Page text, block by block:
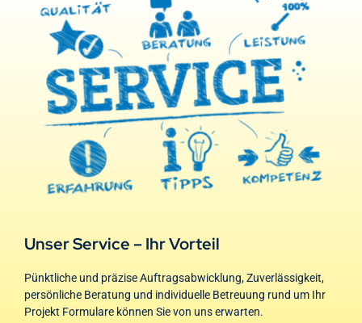
Unser Service – Ihr Vorteil
Pünktliche und präzise Auftragsabwicklung, Zuverlässigkeit,
persönliche Beratung und individuelle Betreuung rund um Ihr
Projekt Formulare können Sie von uns erwarten.